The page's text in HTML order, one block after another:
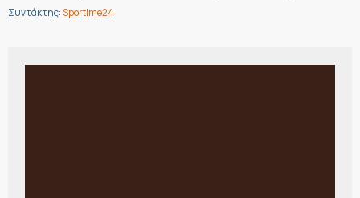
Συντάκτης:Sportime24